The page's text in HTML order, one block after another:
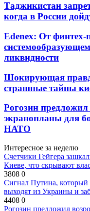
Таджикистан
когда в России
Edenex: От финтех-
ликвидности
Шокирующая
страшные тайны
Рогозин предложил
экранопланы для
НАТО
Интересное за неделю
Счетчики Гейгера
Киеве, что скрывают
3808 0
Сигнал Путина,
выходят из Украины и
4408 0
Рогозин предложил